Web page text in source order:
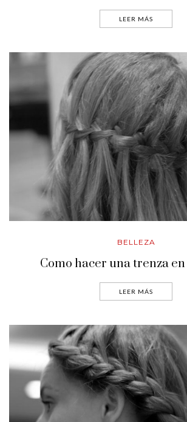
LEER MÁS
BELLEZA
Como hacer una trenza
LEER MÁS